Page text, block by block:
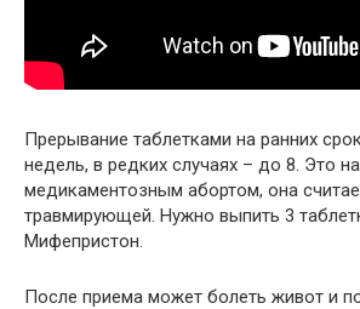
Прерывание таблетками на ранних
недель, в редких случаях – до 8. Это
медикаментозным абортом, она
травмирующей. Нужно выпить 3
Мифепристон.
После приема может болеть живот и